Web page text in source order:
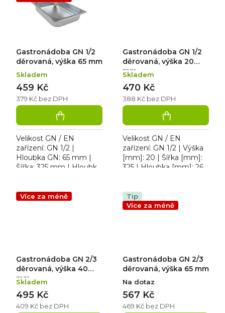
Gastronádoba GN 1/2
děrovaná, výška 65 mm
Skladem
379 Kč bez DPH
459 Kč
Velikost GN / EN
zařízení: GN 1/2 |
Hloubka GN: 65 mm |
Šířka: 325 mm | Hloubka:
GN 1/2 D-65 mm,
Gastronádoba GN 1/2
děrovaná, výška 20
mm
Skladem
388 Kč bez DPH
470 Kč
Velikost GN / EN
zařízení: GN 1/2 | Výška
[mm]: 20 | Šířka [mm]:
325 | Hloubka [mm]: 265.
Více za méně
Gastronádoba GN 2/3
děrovaná, výška 40
mm
Skladem
409 Kč bez DPH
495 Kč
Tip
Více za méně
Gastronádoba GN 2/3
děrovaná, výška 65 mm
Na dotaz
469 Kč bez DPH
567 Kč